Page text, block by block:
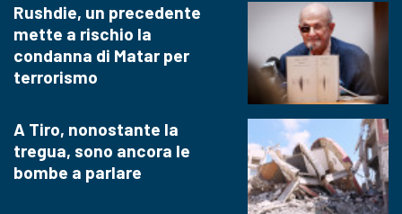
Rushdie, un precedente
mette a rischio la
condanna di Matar per
terrorismo
A Tiro, nonostante la
tregua, sono ancora le
bombe a parlare